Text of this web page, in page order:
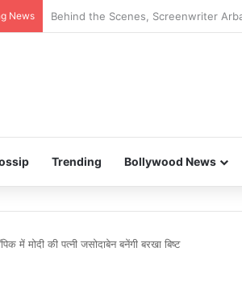
News Inspiring the new-gen with her
Trending Bollywood News
में मोदी की पत्नी जसोदाबेन बनेंगी बरखा बिष्ट